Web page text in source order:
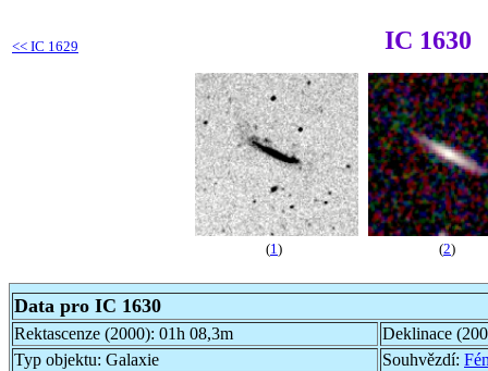
<< IC 1629 IC 1630
(1 ) (2)
Data pro IC 1630
Rektascenze (2000): 01h 08,3m
Deklinace
Typ objektu: Galaxie Souhvězdí: